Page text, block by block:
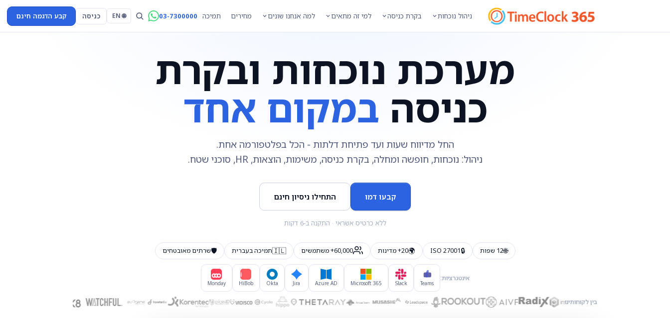
ניהול נוכחות בקרת כניסה למי זה מתאים למה אנחנו שונים מחירים תמיכה 03-7300000
🌐 EN כניסה קבע הדגמה חינם
מערכת נוכחות ובקרת
כניסה במקום אחד
החל מדיווח שעות ועד פתיחת דלתות - הכל בפלטפורמה אחת.
ניהול: נוכחות, חופשה ומחלה, בקרת כניסה, משימות, הוצאות, HR, סוכני שטח.
קבעו דמו התחילו ניסיון חינם
ללא כרטיס אשראי · התקנה ב-6 דקות
🌐12 שפות 🔒
ISO 27001
🌍20+ מדינות 60,000+ משתמשים 🇮🇱תמיכה בעברית 🛡️שרתים מאובטחים
אינטגרציות:
Teams
Slack
Microsoft 365
Azure AD
Jira
Okta
Hi
HiBob
Monday
בין לקוחותינו